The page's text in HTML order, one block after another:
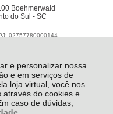
e personalizar nossa
e em serviços de
loja virtual, você nos
através do cookies e
caso de dúvidas,
Boehmerwald
do Sul - SC
02757780000144